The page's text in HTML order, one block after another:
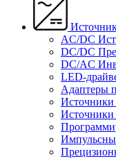
AC/DC
DC/DC
DC/AC
LED-
Адаптеры
Источники
Источники